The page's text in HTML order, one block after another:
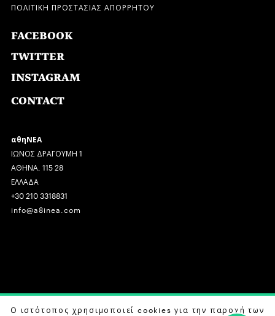
ΠΟΛΙΤΙΚΗ ΠΡΟΣΤΑΣΙΑΣ ΑΠΟΡΡΗΤΟΥ
FACEBOOK
TWITTER
INSTAGRAM
CONTACT
αθηΝΕΑ
ΙΩΝΟΣ ΔΡΑΓΟΥΜΗ 1
ΑΘΗΝΑ, 115 28
ΕΛΛΑΔΑ
+30 210 3318831
info@a8inea.com
COPYRIGHT © 2026 αθηΝΕΑ, ALL RIGHTS RESERVED.
Ο ιστότοπος χρησιμοποιεί cookies για την παροχή των